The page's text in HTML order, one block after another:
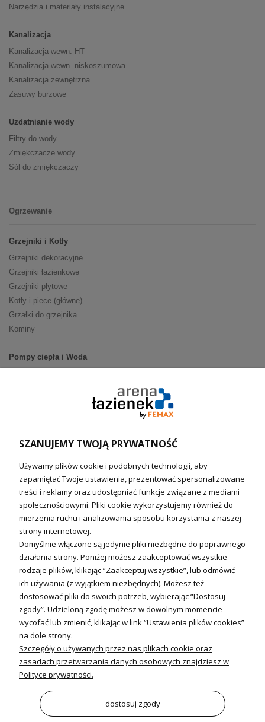
Narzędzia i materiały instalacyjne
Kanalizacja
Kanalizacja wewn. HT
Kanalizacja wewn. niskoszumowa
Kanalizacja zewnętrzna
Zasuwy burzowe
Uzdatnianie wody
Filtry do wody
Zmiękczacze wody
Sól do zmiękczaczy
Ogrzewanie
Grzejniki i Kotły
Grzejniki dekoracyjne
Grzejniki łazienkowe
Grzejniki płytowe
Kotły i piece (główne)
Grzałki do grzejnika
Kominy
Pompy ciepła i Woda
Ogrzewanie podłogowe (główne)
Technika solarna
Fotowoltanika
Sterowniki i regulatory
Nagrzewnice i kurtyny
Kuchnia i Wentylacja
Kuchnia
Zlewozmywaki
Baterie kuchenne
Młynki do odpadów
Wentylacja i Informacje
Wentylatory
SZANUJEMY TWOJĄ PRYWATNOŚĆ
Używamy plików cookie i podobnych technologii, aby
zapamiętać Twoje ustawienia, prezentować spersonalizowane
treści i reklamy oraz udostępniać funkcje związane z mediami
społecznościowymi. Pliki cookie wykorzystujemy również do
mierzenia ruchu i analizowania sposobu korzystania z naszej
strony internetowej.
Domyślnie włączone są jedynie pliki niezbędne do poprawnego
działania strony. Poniżej możesz zaakceptować wszystkie
rodzaje plików, klikając “Zaakceptuj wszystkie”, lub odmówić
ich używania (z wyjątkiem niezbędnych). Możesz też
dostosować pliki do swoich potrzeb, wybierając “Dostosuj
zgody”. Udzieloną zgodę możesz w dowolnym momencie
wycofać lub zmienić, klikając w link “Ustawienia plików cookies”
na dole strony.
Szczegóły o używanych przez nas plikach cookie oraz
zasadach przetwarzania danych osobowych znajdziesz w
Polityce prywatności.
dostosuj zgody